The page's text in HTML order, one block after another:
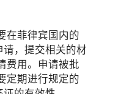
在菲律宾国内的
请，提交相关的材
费用。申请被批
定期进行规定的